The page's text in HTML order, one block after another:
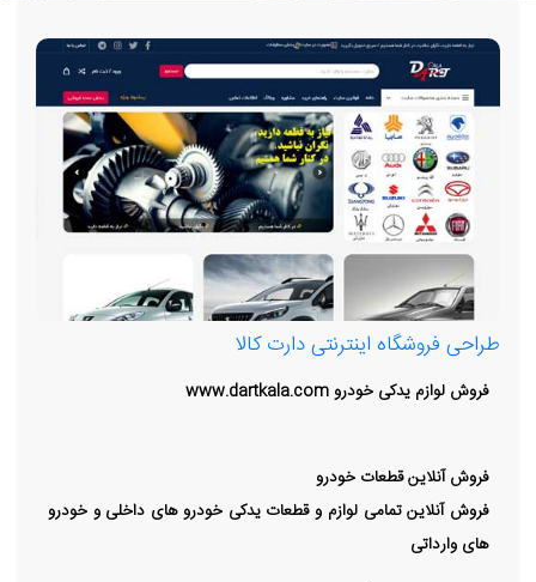
طراحی فروشگاه اینترنتی دارت کالا
فروش لوازم یدکی خودرو www.dartkala.com
فروش آنلاین قطعات خودرو
فروش آنلاین تمامی لوازم و قطعات یدکی خودرو های داخلی و خودرو
های وارداتی